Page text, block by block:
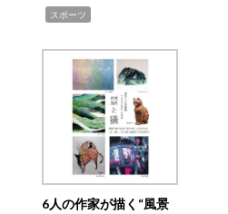
スポーツ
6人の作家が描く“風景